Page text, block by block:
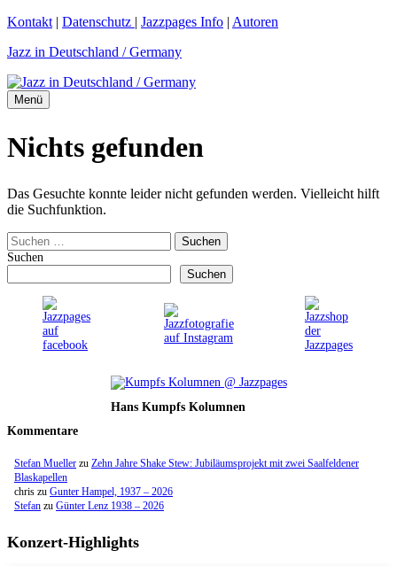
Zum
springen
Kontakt | Datenschutz | Jazzpages Info | Autoren
Jazz in Deutschland / Germany
Menü
Nichts gefunden
Das Gesuchte konnte leider nicht gefunden werden. Vielleicht hilft
die Suchfunktion.
Suchen
nach:
Suchen
Suchen
Hans Kumpfs Kolumnen
Kommentare
Stefan Mueller zu Zehn Jahre Shake Stew: Jubiläumsprojekt mit zwei Saalfeldener
Blaskapellen
chris zu Gunter Hampel, 1937 – 2026
Stefan zu Günter Lenz 1938 – 2026
Konzert-Highlights